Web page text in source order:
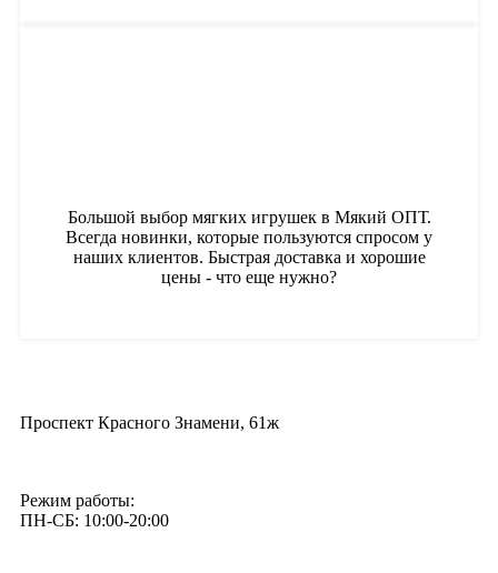
Большой выбор мягких игрушек в Мякий ОПТ.
Всегда новинки, которые пользуются спросом у
наших клиентов. Быстрая доставка и хорошие
цены - что еще нужно?
Проспект Красного Знамени, 61ж
Режим работы:
ПН-СБ: 10:00-20:00